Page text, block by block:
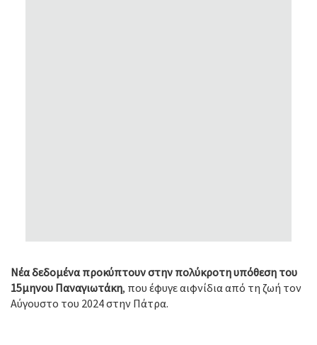
Νέα δεδομένα προκύπτουν στην πολύκροτη υπόθεση του
15μηνου Παναγιωτάκη, που έφυγε αιφνίδια από τη ζωή τον
Αύγουστο του 2024 στην Πάτρα.